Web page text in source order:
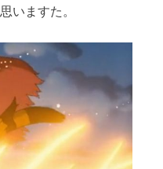
いますた。